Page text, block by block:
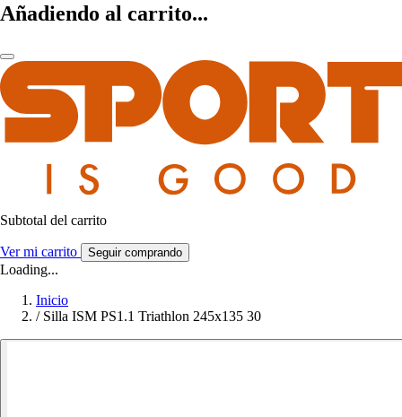
Añadiendo al carrito...
Subtotal del carrito
Ver mi carrito Seguir comprando
Loading...
Inicio
/ Silla ISM PS1.1 Triathlon 245x135 30